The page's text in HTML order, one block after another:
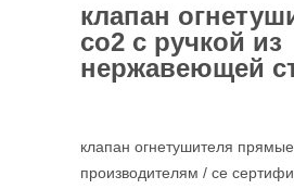
клапан
co2 с ручкой из
нержавеющей
клапан огнетушителя
производителям / ce